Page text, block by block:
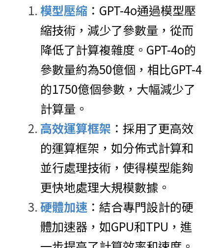
模型壓縮 ：GPT-4o通過模型壓
縮技術，減少了參數量，從而
降低了計算複雜度。GPT-4o的
參數量約為50億個，相比GPT-4
的1750億個參數，大幅減少了
計算量。
高效運算框架 ：採用了更高效
的運算框架，如分佈式計算和
並行處理技術，使得模型能夠
更快地處理大規模數據。
硬體加速 ：結合專門設計的硬
體加速器，如GPU和TPU，進